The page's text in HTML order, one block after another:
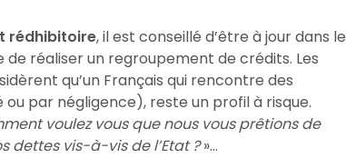
rédhibitoire, il est conseillé d’être à jour dans le
de réaliser un regroupement de crédits. Les
qu’un Français qui rencontre des
par négligence), reste un profil à risque.
voulez vous que nous vous prêtions de
dettes vis-à-vis de l’Etat ?»…